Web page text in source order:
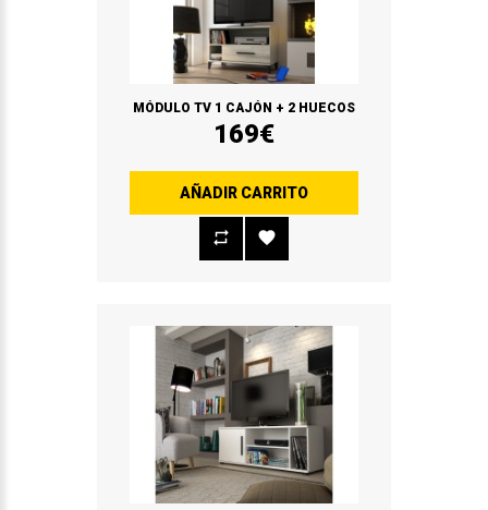
MÓDULO TV 1 CAJÓN + 2 HUECOS
169€
AÑADIR CARRITO